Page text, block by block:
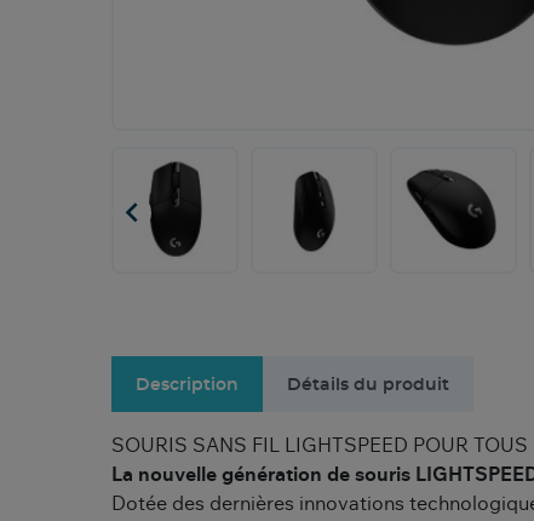

Description Détails du produit
SOURIS SANS FIL LIGHTSPEED POUR TOUS
La nouvelle génération de souris
Dotée des dernières innovations